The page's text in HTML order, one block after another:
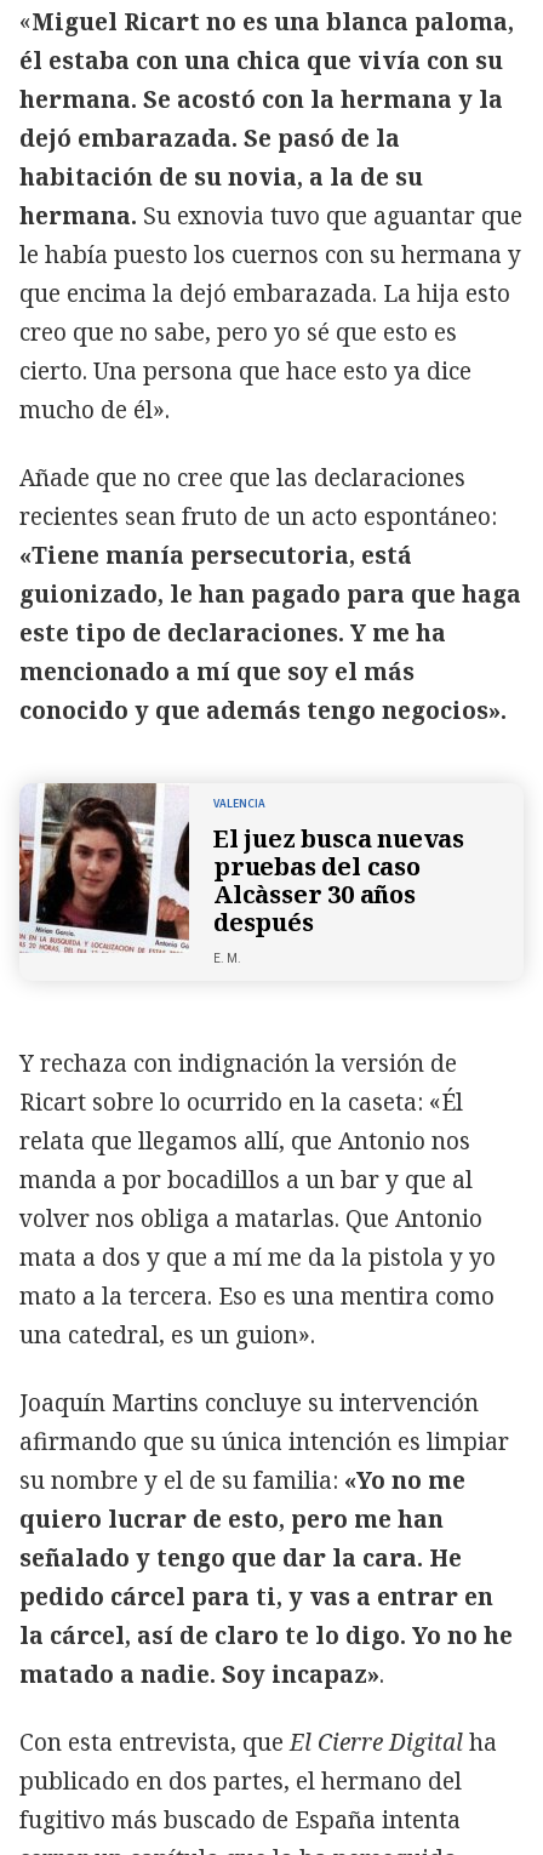
«Miguel Ricart no es una blanca paloma,
él estaba con una chica que vivía con su
hermana. Se acostó con la hermana y la
dejó embarazada. Se pasó de la
habitación de su novia, a la de su
hermana. Su exnovia tuvo que aguantar que
le había puesto los cuernos con su hermana y
que encima la dejó embarazada. La hija esto
creo que no sabe, pero yo sé que esto es
cierto. Una persona que hace esto ya dice
mucho de él».
Añade que no cree que las declaraciones
recientes sean fruto de un acto espontáneo:
«Tiene manía persecutoria, está
guionizado, le han pagado para que haga
este tipo de declaraciones. Y me ha
mencionado a mí que soy el más
conocido y que además tengo negocios».
VALENCIA
El juez busca nuevas
pruebas del caso
Alcàsser 30 años
después
E. M.
Y rechaza con indignación la versión de
Ricart sobre lo ocurrido en la caseta: «Él
relata que llegamos allí, que Antonio nos
manda a por bocadillos a un bar y que al
volver nos obliga a matarlas. Que Antonio
mata a dos y que a mí me da la pistola y yo
mato a la tercera. Eso es una mentira como
una catedral, es un guion».
Joaquín Martins concluye su intervención
afirmando que su única intención es limpiar
su nombre y el de su familia: «Yo no me
quiero lucrar de esto, pero me han
señalado y tengo que dar la cara. He
pedido cárcel para ti, y vas a entrar en
la cárcel, así de claro te lo digo. Yo no he
matado a nadie. Soy incapaz».
Con esta entrevista, queEl Cierre Digitalha
publicado en dos partes, el hermano del
fugitivo más buscado de España intenta